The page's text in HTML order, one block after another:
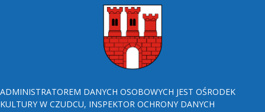
ADMINISTRATOREM DANYCH OSOBOWYCH JEST OŚRODEK
KULTURY W CZUDCU, INSPEKTOR OCHRONY DANYCH